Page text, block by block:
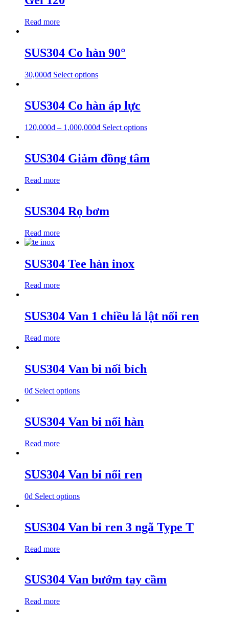
Read more
SUS304 Co hàn 90°
30,000₫ Select options
SUS304 Co hàn áp lực
120,000₫ – 1,000,000₫ Select options
SUS304 Giảm đồng tâm
Read more
SUS304 Rọ bơm
Read more
SUS304 Tee hàn inox
Read more
SUS304 Van 1 chiều lá lật nối ren
Read more
SUS304 Van bi nối bích
0₫ Select options
SUS304 Van bi nối hàn
Read more
SUS304 Van bi nối ren
0₫ Select options
SUS304 Van bi ren 3 ngã Type T
Read more
SUS304 Van bướm tay cầm
Read more